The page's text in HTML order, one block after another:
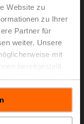
Website zu
zu Ihrer
Partner für
weiter. Unsere
mit
100...240 V,
mm, IP54
und kann
mehr
EUR 171,00